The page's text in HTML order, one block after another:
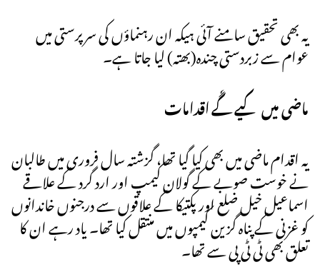
یہ بھی تحقیق سامنے آئی ہیکہ ان رہنماؤں کی سرپرستی میں
عوام سے زبردستی چندہ(بھتہ) لیا جاتا ہے۔
ماضی میں کیے گٗے اقدامات
یہ اقدام ماضی میں بھی کیا گیا تھا، گزشتہ سال فروری میں طالبان
نے خوست صوبے کے گولان کیمپ اور ارد گرد کے علاقے
اسماعیل خیل ضلع اور پکتیکا کے علاقوں سے درجنوں خاندانوں
کو غزنی کے پناہ گزین کیمپوں میں منتقل کیا تھا۔ یاد رہے ان کا
تعلق بھی ٹی ٹی پی سے تھا۔